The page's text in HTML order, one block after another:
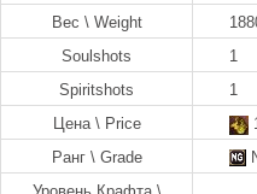
Вес \ Weight
Soulshots
1
Spiritshots
1
Цена \ Price
Ранг \ Grade